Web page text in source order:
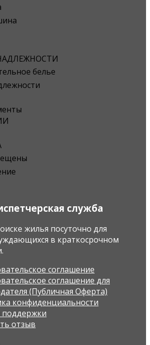
белье
служба
жилья посуточно для
в краткосрочном
соглашение
соглашение для
(Публичная Оферта)
конфиденциальности
поддержки
отзыв